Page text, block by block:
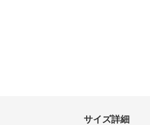
サイズ詳細